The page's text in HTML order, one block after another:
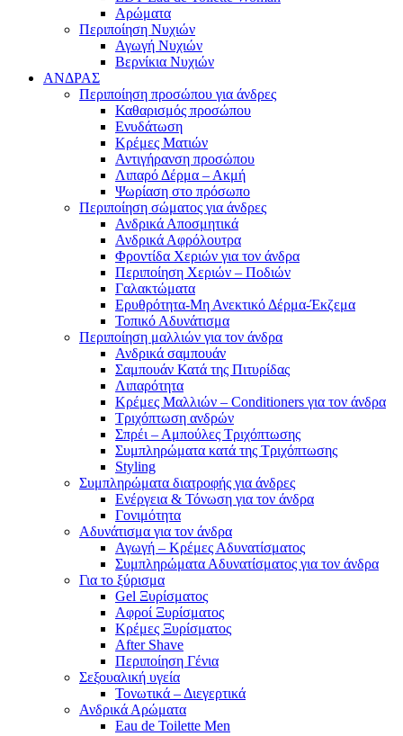
Αρώματα
Περιποίηση Νυχιών
Αγωγή Νυχιών
Βερνίκια Νυχιών
ΑΝΔΡΑΣ
Περιποίηση προσώπου για άνδρες
Καθαρισμός προσώπου
Ενυδάτωση
Κρέμες Ματιών
Αντιγήρανση προσώπου
Λιπαρό Δέρμα – Ακμή
Ψωρίαση στο πρόσωπο
Περιποίηση σώματος για άνδρες
Ανδρικά Αποσμητικά
Ανδρικά Αφρόλουτρα
Φροντίδα Χεριών για τον άνδρα
Περιποίηση Χεριών – Ποδιών
Γαλακτώματα
Ερυθρότητα-Μη Ανεκτικό Δέρμα-Έκζεμα
Τοπικό Αδυνάτισμα
Περιποίηση μαλλιών για τον άνδρα
Ανδρικά σαμπουάν
Σαμπουάν Κατά της Πιτυρίδας
Λιπαρότητα
Κρέμες Μαλλιών – Conditioners για τον άνδρα
Τριχόπτωση ανδρών
Σπρέι – Αμπούλες Τριχόπτωσης
Συμπληρώματα κατά της Τριχόπτωσης
Styling
Συμπληρώματα διατροφής για άνδρες
Ενέργεια & Τόνωση για τον άνδρα
Γονιμότητα
Αδυνάτισμα για τον άνδρα
Αγωγή – Κρέμες Αδυνατίσματος
Συμπληρώματα Αδυνατίσματος για τον άνδρα
Για το ξύρισμα
Gel Ξυρίσματος
Αφροί Ξυρίσματος
Κρέμες Ξυρίσματος
After Shave
Περιποίηση Γένια
Σεξουαλική υγεία
Τονωτικά – Διεγερτικά
Ανδρικά Αρώματα
Eau de Toilette Men